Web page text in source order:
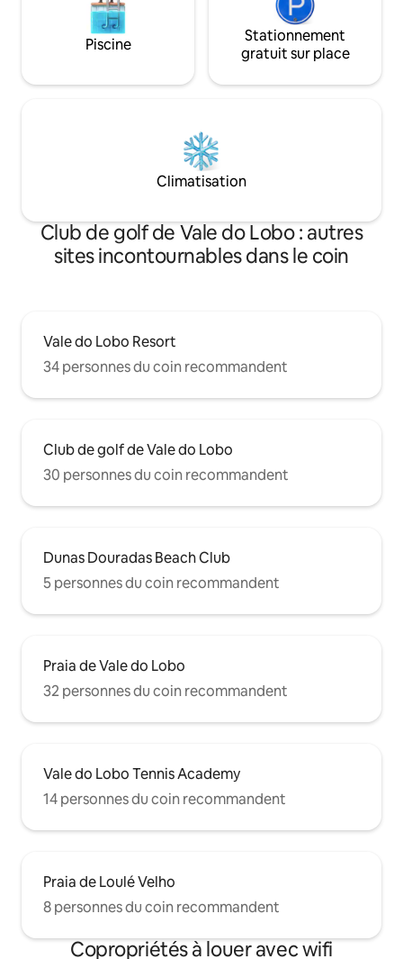
Piscine
Stationnement
gratuit sur place
Climatisation
Club de golf de Vale do Lobo : autres
sites incontournables dans le coin
Vale do Lobo Resort
34 personnes du coin recommandent
Club de golf de Vale do Lobo
30 personnes du coin recommandent
Dunas Douradas Beach Club
5 personnes du coin recommandent
Praia de Vale do Lobo
32 personnes du coin recommandent
Vale do Lobo Tennis Academy
14 personnes du coin recommandent
Praia de Loulé Velho
8 personnes du coin recommandent
Copropriétés à louer avec wifi